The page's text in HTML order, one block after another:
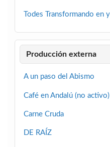
Todes Transformando en
Producción externa
A un paso del Abismo
Café en Andalú (no activo)
Carne Cruda
DE RAÍZ